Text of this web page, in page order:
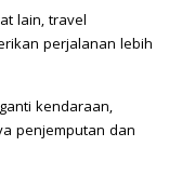
lain, travel
perjalanan lebih
kendaraan,
penjemputan dan